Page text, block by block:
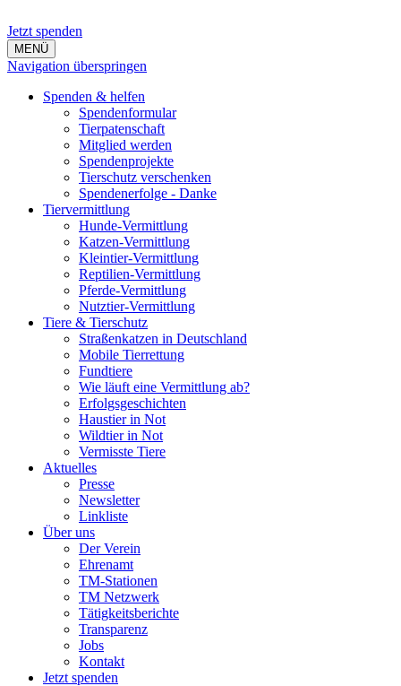
Jetzt spenden
MENÜ
Navigation überspringen
Spenden & helfen
Spendenformular
Tierpatenschaft
Mitglied werden
Spendenprojekte
Tierschutz verschenken
Spendenerfolge - Danke
Tiervermittlung
Hunde-Vermittlung
Katzen-Vermittlung
Kleintier-Vermittlung
Reptilien-Vermittlung
Pferde-Vermittlung
Nutztier-Vermittlung
Tiere & Tierschutz
Straßenkatzen in Deutschland
Mobile Tierrettung
Fundtiere
Wie läuft eine Vermittlung ab?
Erfolgsgeschichten
Haustier in Not
Wildtier in Not
Vermisste Tiere
Aktuelles
Presse
Newsletter
Linkliste
Über uns
Der Verein
Ehrenamt
TM-Stationen
TM Netzwerk
Tätigkeitsberichte
Transparenz
Jobs
Kontakt
Jetzt spenden